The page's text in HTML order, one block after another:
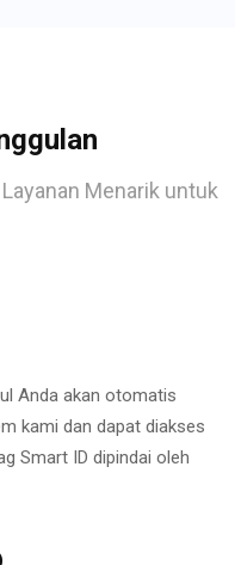
Menarik untuk
Anda akan otomatis
kami dan dapat diakses
Smart ID dipindai oleh